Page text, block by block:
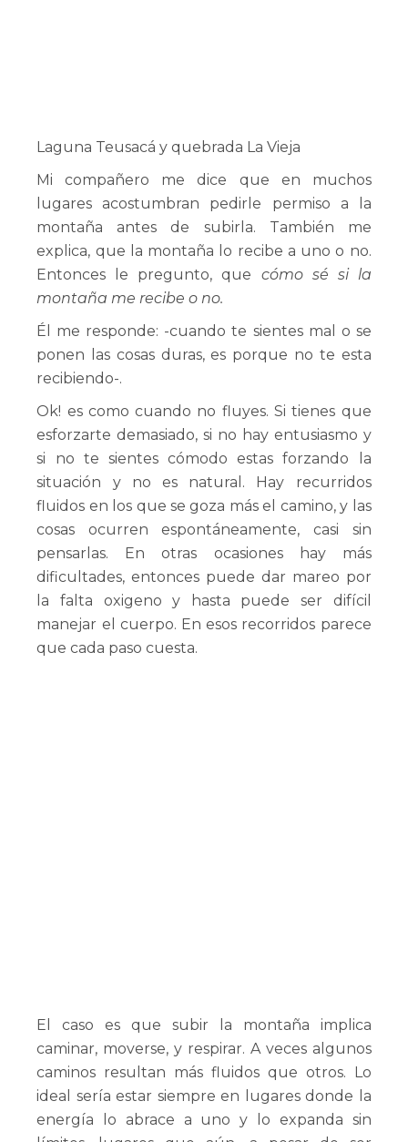
Laguna Teusacá y quebrada La Vieja
Mi compañero me dice que en muchos
lugares acostumbran pedirle permiso a la
montaña antes de subirla. También me
explica, que la montaña lo recibe a uno o no.
Entonces le pregunto, que cómo sé si la
montaña me recibe o no.
Él me responde: -cuando te sientes mal o se
ponen las cosas duras, es porque no te esta
recibiendo-.
Ok! es como cuando no fluyes. Si tienes que
esforzarte demasiado, si no hay entusiasmo y
si no te sientes cómodo estas forzando la
situación y no es natural. Hay recurridos
fluidos en los que se goza más el camino, y las
cosas ocurren espontáneamente, casi sin
pensarlas. En otras ocasiones hay más
dificultades, entonces puede dar mareo por
la falta oxigeno y hasta puede ser difícil
manejar el cuerpo. En esos recorridos parece
que cada paso cuesta.
El caso es que subir la montaña implica
caminar, moverse, y respirar. A veces algunos
caminos resultan más fluidos que otros. Lo
ideal sería estar siempre en lugares donde la
energía lo abrace a uno y lo expanda sin